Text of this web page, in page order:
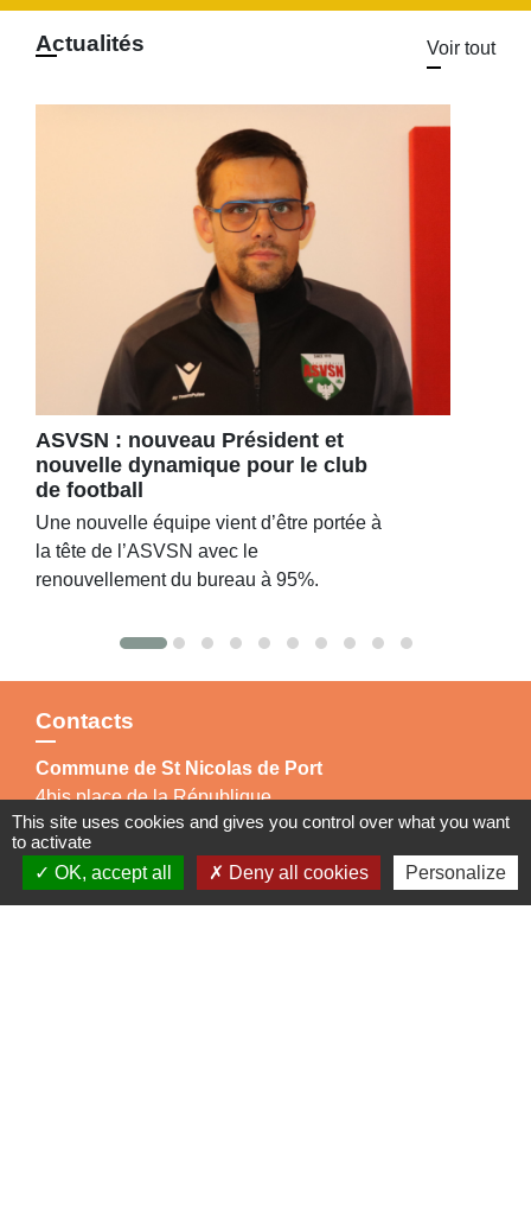
Actualités Voir tout
ASVSN : nouveau Président et
nouvelle dynamique pour le club
de football
Une nouvelle équipe vient d’être portée à
la tête de l’ASVSN avec le
renouvellement du bureau à 95%.
Contacts
Commune de St Nicolas de Port
4bis place de la République
54210 Saint-Nicolas-de-Port - FRANCE
+33 3 83 48 15 15
This site uses cookies and gives you control over what you want
to activate
OK, accept all
Deny all cookies Personalize